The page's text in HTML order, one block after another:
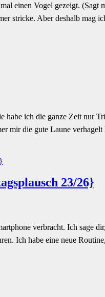
einen Vogel gezeigt.
stricke. Aber deshalb mag
habe ich die ganze Zeit
mir die gute Laune verhagelt
23/26}
verbracht. Ich sage
Ich habe eine neue